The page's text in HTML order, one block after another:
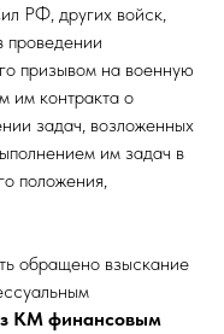
РФ, других войск,
проведении
призывом на военную
им контракта о
задач, возложенных
им задач в
положения,
обращено взыскание
КМ финансовым